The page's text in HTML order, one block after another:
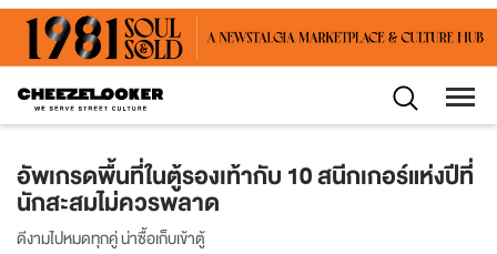
อัพเกรดพื้นที่ในตู้รองเท้ากับ 10 สนีกเกอร์แห่งปีที่
นักสะสมไม่ควรพลาด
ดีงามไปหมดทุกคู่ น่าซื้อเก็บเข้าตู้